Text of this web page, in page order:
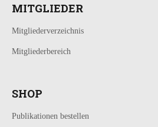
MITGLIEDER
Mitgliederverzeichnis
Mitgliederbereich
SHOP
Publikationen bestellen